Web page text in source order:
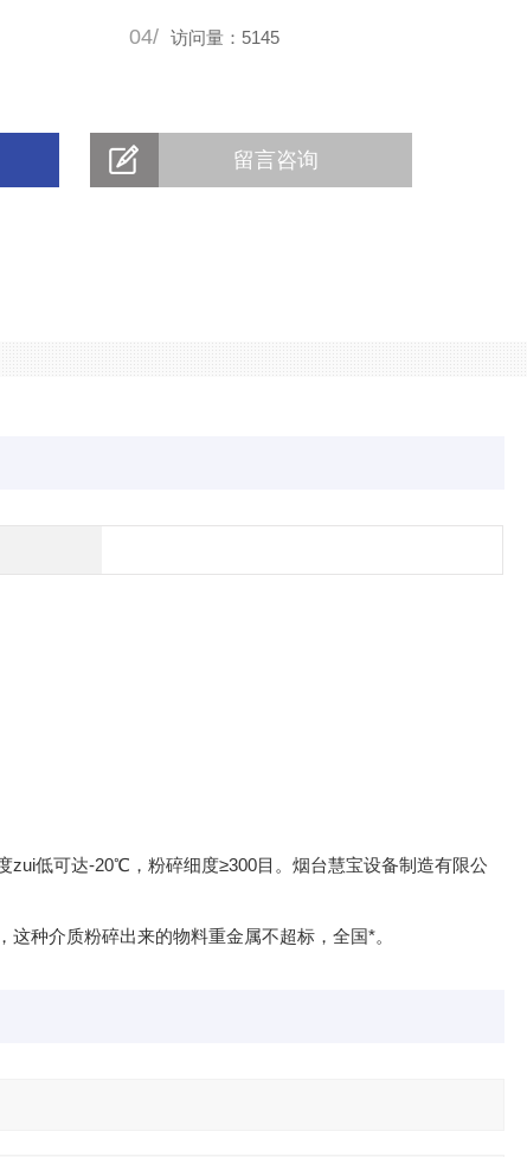
04/ 访问量：5145
留言咨询
zui低可达-20℃，粉碎细度≥300目。烟台慧宝设备制造有限公
种介质粉碎出来的物料重金属不超标，全国*。